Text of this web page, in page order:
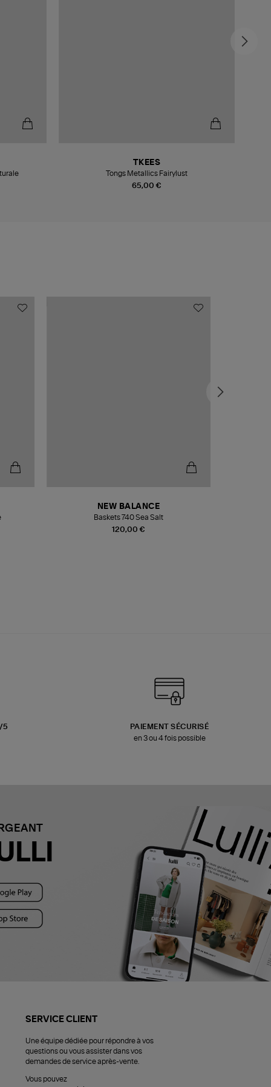
65,00 €
TKEES
Tongs Metallics Fairylust
120,00 €
NEW BALANCE
Baskets 740 Sea Salt
5
PAIEMENT SÉCURISÉ
en 3 ou 4 fois possible
SERVICE CLIENT
Une équipe dédiée pour répondre à vos
questions ou vous assister dans vos
demandes de service après-vente.
Vous pouvez